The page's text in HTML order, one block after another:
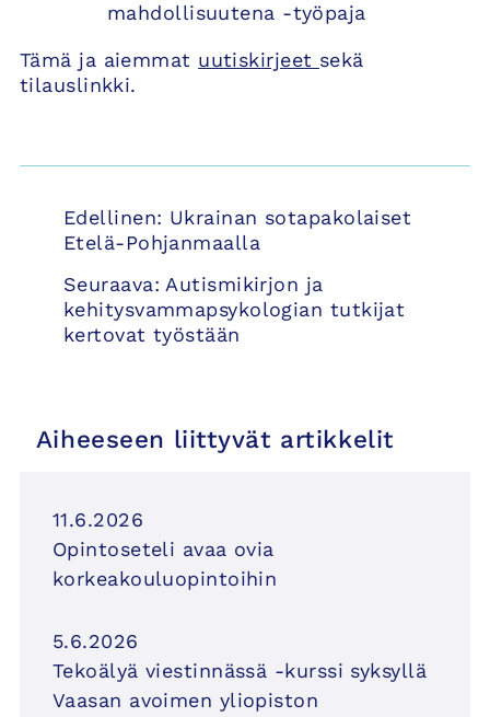
mahdollisuutena -työpaja
Tämä ja aiemmat uutiskirjeet sekä
tilauslinkki.
Artikkelien
selaus
Edellinen: Ukrainan sotapakolaiset
Etelä-Pohjanmaalla
Seuraava: Autismikirjon ja
kehitysvammapsykologian tutkijat
kertovat työstään
Aiheeseen liittyvät artikkelit
11.6.2026
Opintoseteli avaa ovia
korkeakouluopintoihin
5.6.2026
Tekoälyä viestinnässä -kurssi syksyllä
Vaasan avoimen yliopiston